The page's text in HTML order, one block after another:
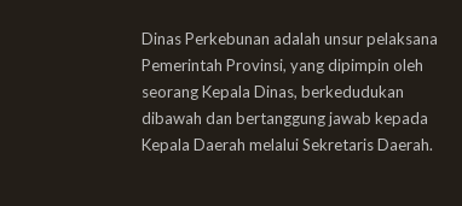
Dinas Perkebunan adalah unsur pelaksana
Pemerintah Provinsi, yang dipimpin oleh
seorang Kepala Dinas, berkedudukan
dibawah dan bertanggung jawab kepada
Kepala Daerah melalui Sekretaris Daerah.